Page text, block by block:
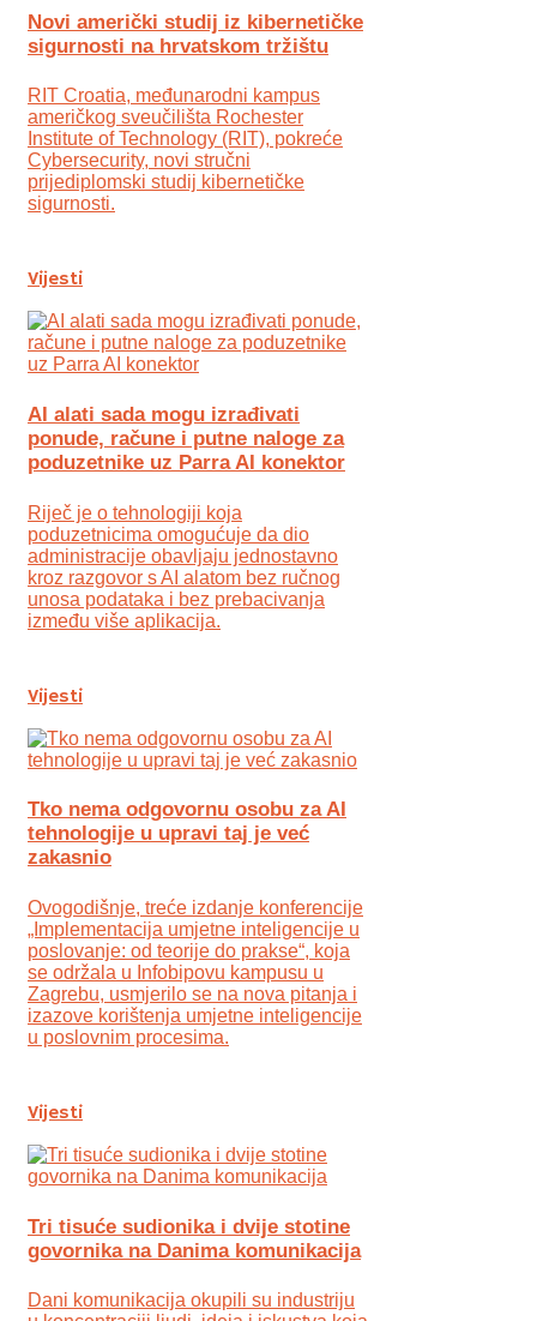
Novi američki studij iz kibernetičke
sigurnosti na hrvatskom tržištu
RIT Croatia, međunarodni kampus
američkog sveučilišta Rochester
Institute of Technology (RIT), pokreće
Cybersecurity, novi stručni
prijediplomski studij kibernetičke
sigurnosti.
Vijesti
AI alati sada mogu izrađivati
ponude, račune i putne naloge za
poduzetnike uz Parra AI konektor
Riječ je o tehnologiji koja
poduzetnicima omogućuje da dio
administracije obavljaju jednostavno
kroz razgovor s AI alatom bez ručnog
unosa podataka i bez prebacivanja
između više aplikacija.
Vijesti
Tko nema odgovornu osobu za AI
tehnologije u upravi taj je već
zakasnio
Ovogodišnje, treće izdanje konferencije
„Implementacija umjetne inteligencije u
poslovanje: od teorije do prakse“, koja
se održala u Infobipovu kampusu u
Zagrebu, usmjerilo se na nova pitanja i
izazove korištenja umjetne inteligencije
u poslovnim procesima.
Vijesti
Tri tisuće sudionika i dvije stotine
govornika na Danima komunikacija
Dani komunikacija okupili su industriju